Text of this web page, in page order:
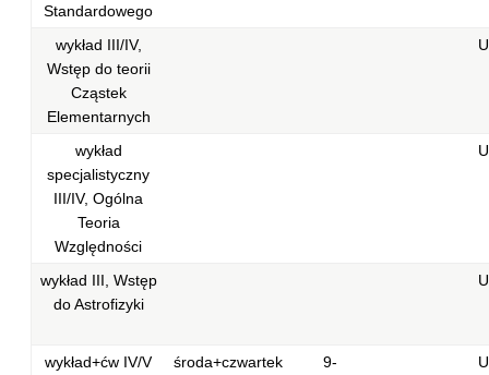
Standardowego
wykład III/IV,
Wstęp do teorii
Cząstek
Elementarnych
wykład
specjalistyczny
III/IV, Ogólna
Teoria
Względności
wykład III, Wstęp
do Astrofizyki
wykład+ćw IV/V
środa+czwartek
9-